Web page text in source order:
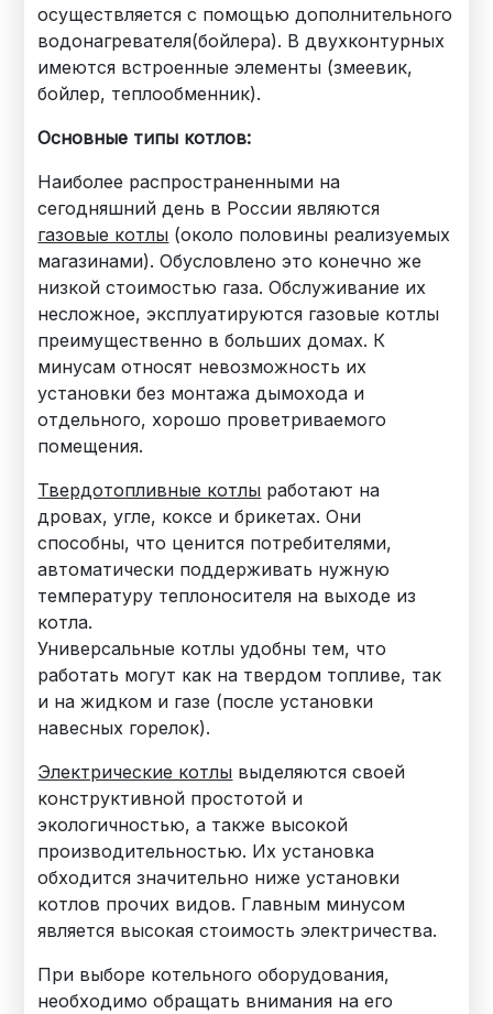
осуществляется с помощью дополнительного
водонагревателя(бойлера). В двухконтурных
имеются встроенные элементы (змеевик,
бойлер, теплообменник).
Основные типы котлов:
Наиболее распространенными на
сегодняшний день в России являются
газовые котлы (около половины реализуемых
магазинами). Обусловлено это конечно же
низкой стоимостью газа. Обслуживание их
несложное, эксплуатируются газовые котлы
преимущественно в больших домах. К
минусам относят невозможность их
установки без монтажа дымохода и
отдельного, хорошо проветриваемого
помещения.
Твердотопливные котлы работают на
дровах, угле, коксе и брикетах. Они
способны, что ценится потребителями,
автоматически поддерживать нужную
температуру теплоносителя на выходе из
котла.
Универсальные котлы удобны тем, что
работать могут как на твердом топливе, так
и на жидком и газе (после установки
навесных горелок).
Электрические котлы выделяются своей
конструктивной простотой и
экологичностью, а также высокой
производительностью. Их установка
обходится значительно ниже установки
котлов прочих видов. Главным минусом
является высокая стоимость электричества.
При выборе котельного оборудования,
необходимо обращать внимания на его